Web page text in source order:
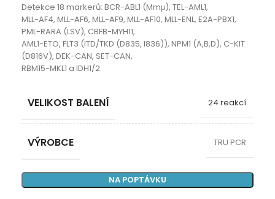
Detekce 18 markerů: BCR-ABL1 (Mmμ), TEL-AML1,
MLL-AF4, MLL-AF6, MLL-AF9, MLL-AF10, MLL-ENL, E2A-PBX1,
PML-RARA (LSV), CBFB-MYH11,
AML1-ETO, FLT3 (ITD/TKD (D835, I836)), NPM1 (A,B,D), C-KIT
(D816V), DEK-CAN, SET-CAN,
RBM15-MKL1 a IDH1/2.
VELIKOST BALENÍ 24 reakcí
VÝROBCE TRU PCR
NA POPTÁVKU